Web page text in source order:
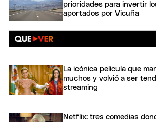
prioridades para invertir
aportados por Vicuña
La icónica película que
muchos y volvió a ser
streaming
Netflix: tres comedias